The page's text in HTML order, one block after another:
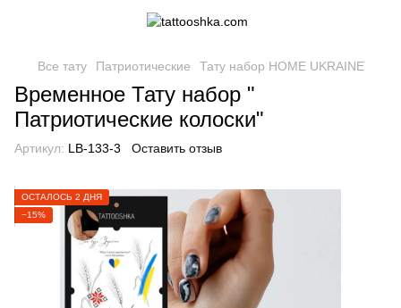
Все тату Патриотические Тату набор HOME UKRAINE
Временное Тату набор "
Патриотические колоски"
Артикул: LB-133-3 Оставить отзыв
ОСТАЛОСЬ 2 ДНЯ
−15%